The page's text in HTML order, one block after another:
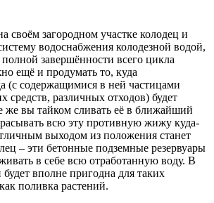
своём загородном участке колодец и
водоснабжения колодезной водой,
завершённости всего цикла
ещё и продумать то, куда
(с содержащимися в ней частицами
различных отходов) будет
же вы тайком сливать её в ближайший
всю эту противную жижу куда-
выходом из положения станет
– эти бетонные подземные резервуары
в себе всю отработанную воду. В
вполне пригодна для таких
поливка растений.